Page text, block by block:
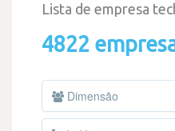
Lista de empresa
4822
Dimensão